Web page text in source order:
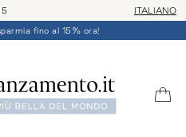
ITALIANO
fino al 15% ora!